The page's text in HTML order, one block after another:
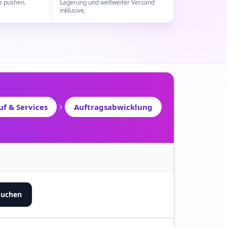
pushen.
Lagerung und weltweiter Versand
inklusive.
& Services Auftragsabwicklung